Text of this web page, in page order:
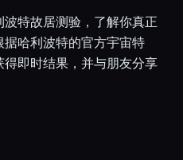
特故居测验，了解你真正
据哈利波特的官方宇宙特
即时结果，并与朋友分享